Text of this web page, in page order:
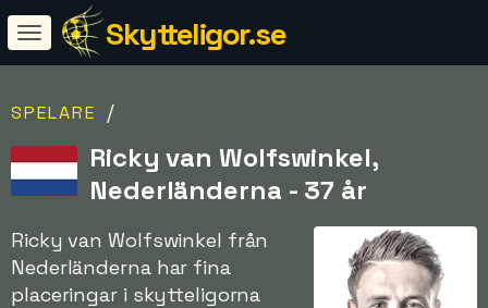
Skytteligor.se
SPELARE /
Ricky van Wolfswinkel,
Nederländerna - 37 år
Ricky van Wolfswinkel från
Nederländerna har fina
placeringar i skytteligorna